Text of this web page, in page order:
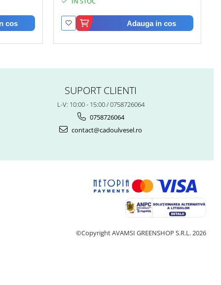
cos Adauga in cos
SUPORT CLIENTI
L-V: 10:00 - 15:00 / 0758726064
0758726064
contact@cadoulvesel.ro
©Copyright AVAMSI GREENSHOP S.R.L. 2026